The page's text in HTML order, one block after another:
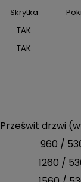
Skrytka
TAK
TAK
Prześwit drzwi
960 /
1260 /